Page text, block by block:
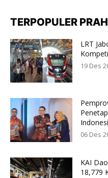
TERPOPULER
LRT
19 Des
06 Des
KAI
18,779